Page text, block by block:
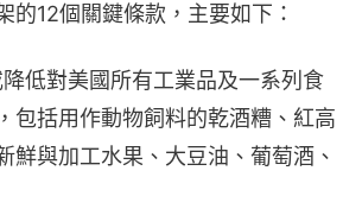
的12個關鍵條款，主要如下：
低對美國所有工業品及一系列食
包括用作動物飼料的乾酒糟、紅高
鮮與加工水果、大豆油、葡萄酒、